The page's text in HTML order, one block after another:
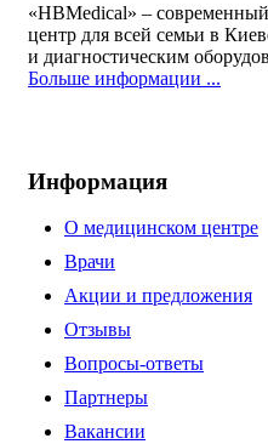
«HBMedical» –
центр для всей семьи в
и диагностическим
Больше информации ...
Информация
О медицинском центре
Врачи
Акции и предложения
Отзывы
Вопросы-ответы
Партнеры
Вакансии